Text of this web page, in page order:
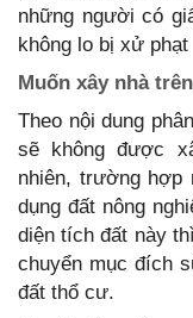
những người có
không lo bị xử phạt
Muốn xây nhà
Theo nội dung
sẽ không được
nhiên, trường hợp
dụng đất nông
diện tích đất này
chuyển mục đích
đất thổ cư.